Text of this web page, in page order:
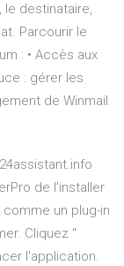
le destinataire,
Parcourir le
: • Accès aux
: gérer les
de Winmail
de l'installer
un plug-in
Cliquez "
l'application.